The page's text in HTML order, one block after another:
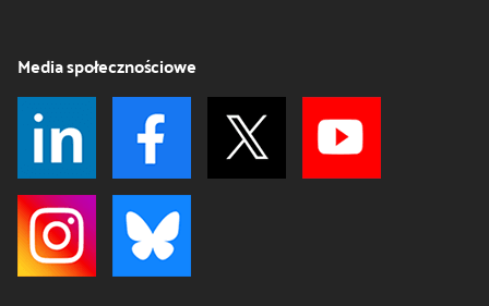
Media społecznościowe